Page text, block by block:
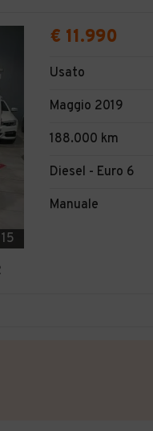
15
€ 11.990
Usato
Maggio 2019
188.000 km
Diesel - Euro 6
Manuale